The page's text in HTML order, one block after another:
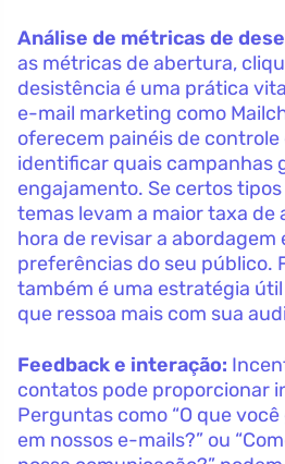
Análise de métricas de
as métricas de abertura,
desistência é uma prática
e-mail marketing como
oferecem painéis de controle
identificar quais campanhas
engajamento. Se certos
temas levam a maior taxa de
hora de revisar a abordagem
preferências do seu público.
também é uma estratégia
que ressoa mais com sua
Feedback e interação:
contatos pode proporcionar
Perguntas como “O que
em nossos e-mails?” ou